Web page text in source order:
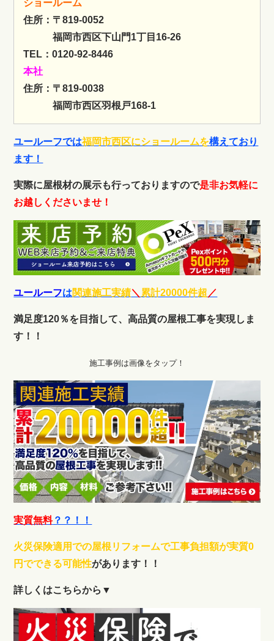
ショールーム
住所：〒819-0052
福岡市西区下山門1丁目16-26
TEL：0120-92-8446
本社
住所：〒819-0038
福岡市西区羽根戸168-1
ユールーフでは福岡市西区にショールームを構えており
ます！
実際に屋根材の展示も行っておりますので是非お気軽に
お越しくださいませ！
ユールーフは関連施工実績＼ 累計20000件超 ／
満足度120％を目指して、高品質の屋根工事を実現しま
す！！
施工事例は画像をタップ！
実質無料？？！！
火災保険適用での屋根リフォームで工事負担額が実質0
円でできる可能性があります！！
詳しくはこちらから▼